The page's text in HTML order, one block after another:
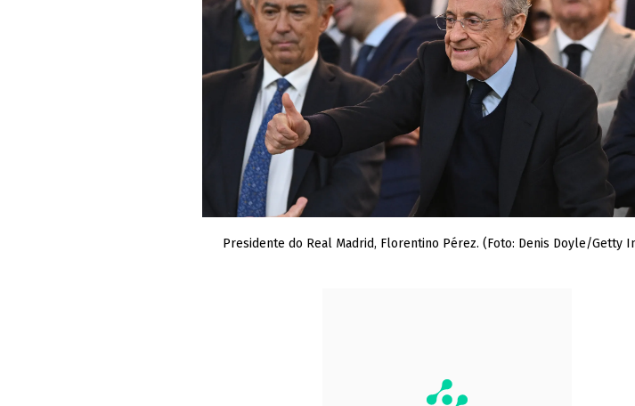
Presidente do Real Madrid, Florentino Pérez. (Foto: Denis Doyle/Getty